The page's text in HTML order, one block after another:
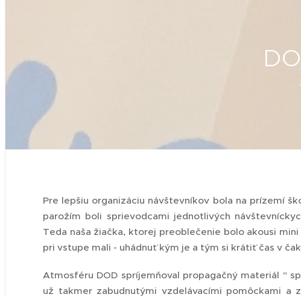
Pre lepšiu organizáciu návštevníkov bola na prízemí
parožím boli sprievodcami jednotlivých
Teda naša žiačka, ktorej preoblečenie bolo akousi
pri vstupe mali - uhádnuť kým je a tým si krátiť čas v
Atmosféru DOD spríjemňoval propagačný materiál "
už takmer zabudnutými vzdelávacími pomôckami